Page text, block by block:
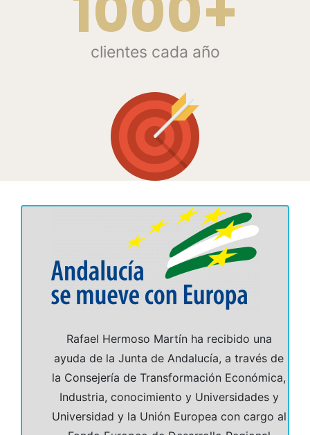
clientes cada año
Rafael Hermoso Martín ha recibido una
ayuda de la Junta de Andalucía, a través de
la Consejería de Transformación Económica,
Industria, conocimiento y Universidades y
Universidad y la Unión Europea con cargo al